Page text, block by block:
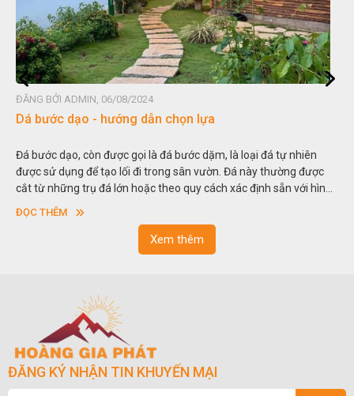
ĐĂNG BỞI ADMIN, 06/08/2024
Dá bước dạo - hướng dẫn chọn lựa
Đá bước dạo, còn được gọi là đá bước dặm, là loại đá tự nhiên
được sử dụng để tạo lối đi trong sân vườn. Đá này thường được
cắt từ những trụ đá lớn hoặc theo quy cách xác định sẵn với hình
vuông hoặc hình chữ nhật và có độ dày khác nhau.
ĐỌC THÊM
Xem thêm
ĐĂNG KÝ NHẬN TIN KHUYẾN MẠI